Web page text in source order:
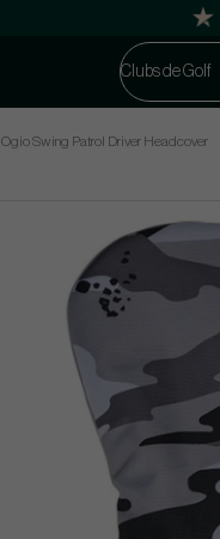
Clubs de Golf
Ogio Swing Patrol Driver Headcover